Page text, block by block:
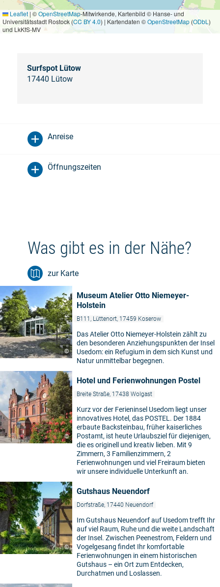
Leaflet | ©OpenStreetMap-Mitwirkende, Kartenbild © Hanse- und
Universitätsstadt Rostock (CC BY 4.0) | Kartendaten ©OpenStreetMap (ODbL )
und LkKfS-MV
Surfspot Lütow
17440 Lütow
Anreise
Öffnungszeiten
Was gibt es in der Nähe?
zur Karte
©
Museum Atelier Otto Niemeyer-
Holstein
B111, Lüttenort, 17459 Koserow
Das Atelier Otto Niemeyer-Holstein zählt zu
den besonderen Anziehungspunkten der Insel
Usedom: ein Refugium in dem sich Kunst und
Natur unmittelbar begegnen.
©
Hotel und Ferienwohnungen Postel
Breite Straße, 17438 Wolgast
Kurz vor der Ferieninsel Usedom liegt unser
innovatives Hotel, das POSTEL. Der 1884
erbaute Backsteinbau, früher kaiserliches
Postamt, ist heute Urlaubsziel für diejenigen,
die es originell und kreativ lieben. Mit 9
Zimmern, 3 Familienzimmern, 2
Ferienwohnungen und viel Freiraum bieten
wir unsere individuelle Unterkunft an.
©
Gutshaus Neuendorf
Dorfstraße, 17440 Neuendorf
Im Gutshaus Neuendorf auf Usedom trefft Ihr
auf viel Raum, Ruhe und die weite Landschaft
der Insel. Zwischen Peenestrom, Feldern und
Vogelgesang findet Ihr komfortable
Ferienwohnungen in einem historischen
Gutshaus – ein Ort zum Entdecken,
Durchatmen und Loslassen.